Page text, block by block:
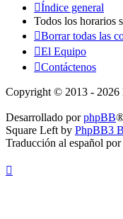
Índice general
Todos los horarios
Borrar todas las
El Equipo
Contáctenos
Copyright © 2013 - 2026
Desarrollado porphpBB
Square Left by PhpBB3
Traducción al español por